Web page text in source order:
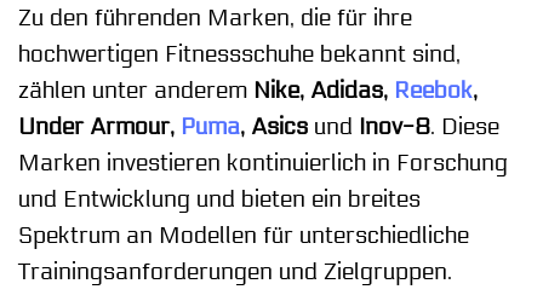
Zu den führenden Marken, die für ihre
hochwertigen Fitnessschuhe bekannt sind,
zählen unter anderem Nike, Adidas, Reebok,
Under Armour, Puma, Asics und Inov-8. Diese
Marken investieren kontinuierlich in Forschung
und Entwicklung und bieten ein breites
Spektrum an Modellen für unterschiedliche
Trainingsanforderungen und Zielgruppen.